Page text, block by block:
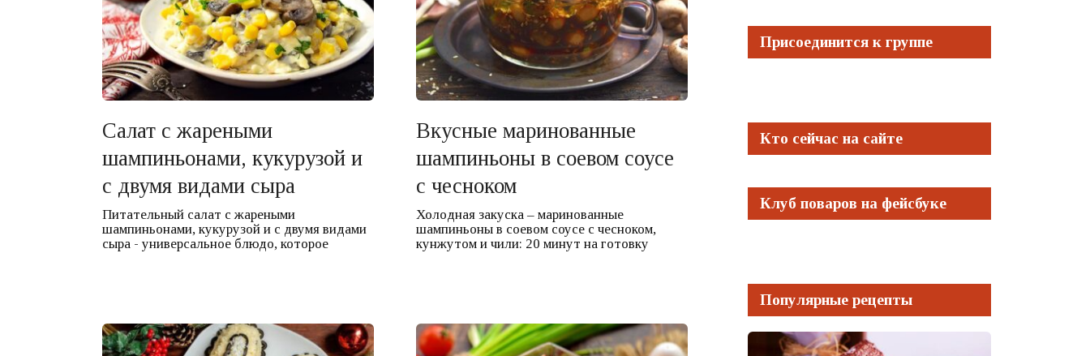
Салат с жареными
шампиньонами, кукурузой и
с двумя видами сыра
Питательный салат с жареными
шампиньонами, кукурузой и с двумя видами
сыра - универсальное блюдо, которое
Вкусные маринованные
шампиньоны в соевом соусе
с чесноком
Холодная закуска – маринованные
шампиньоны в соевом соусе с чесноком,
кунжутом и чили: 20 минут на готовку
Присоединится к группе
Кто сейчас на сайте
Клуб поваров на фейсбуке
Популярные рецепты